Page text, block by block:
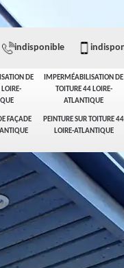
DE
IMPERMÉABILISATION DE
TOITURE 44 LOIRE-
ATLANTIQUE
FAÇADE
PEINTURE SUR TOITURE 44
LOIRE-ATLANTIQUE
indisponible